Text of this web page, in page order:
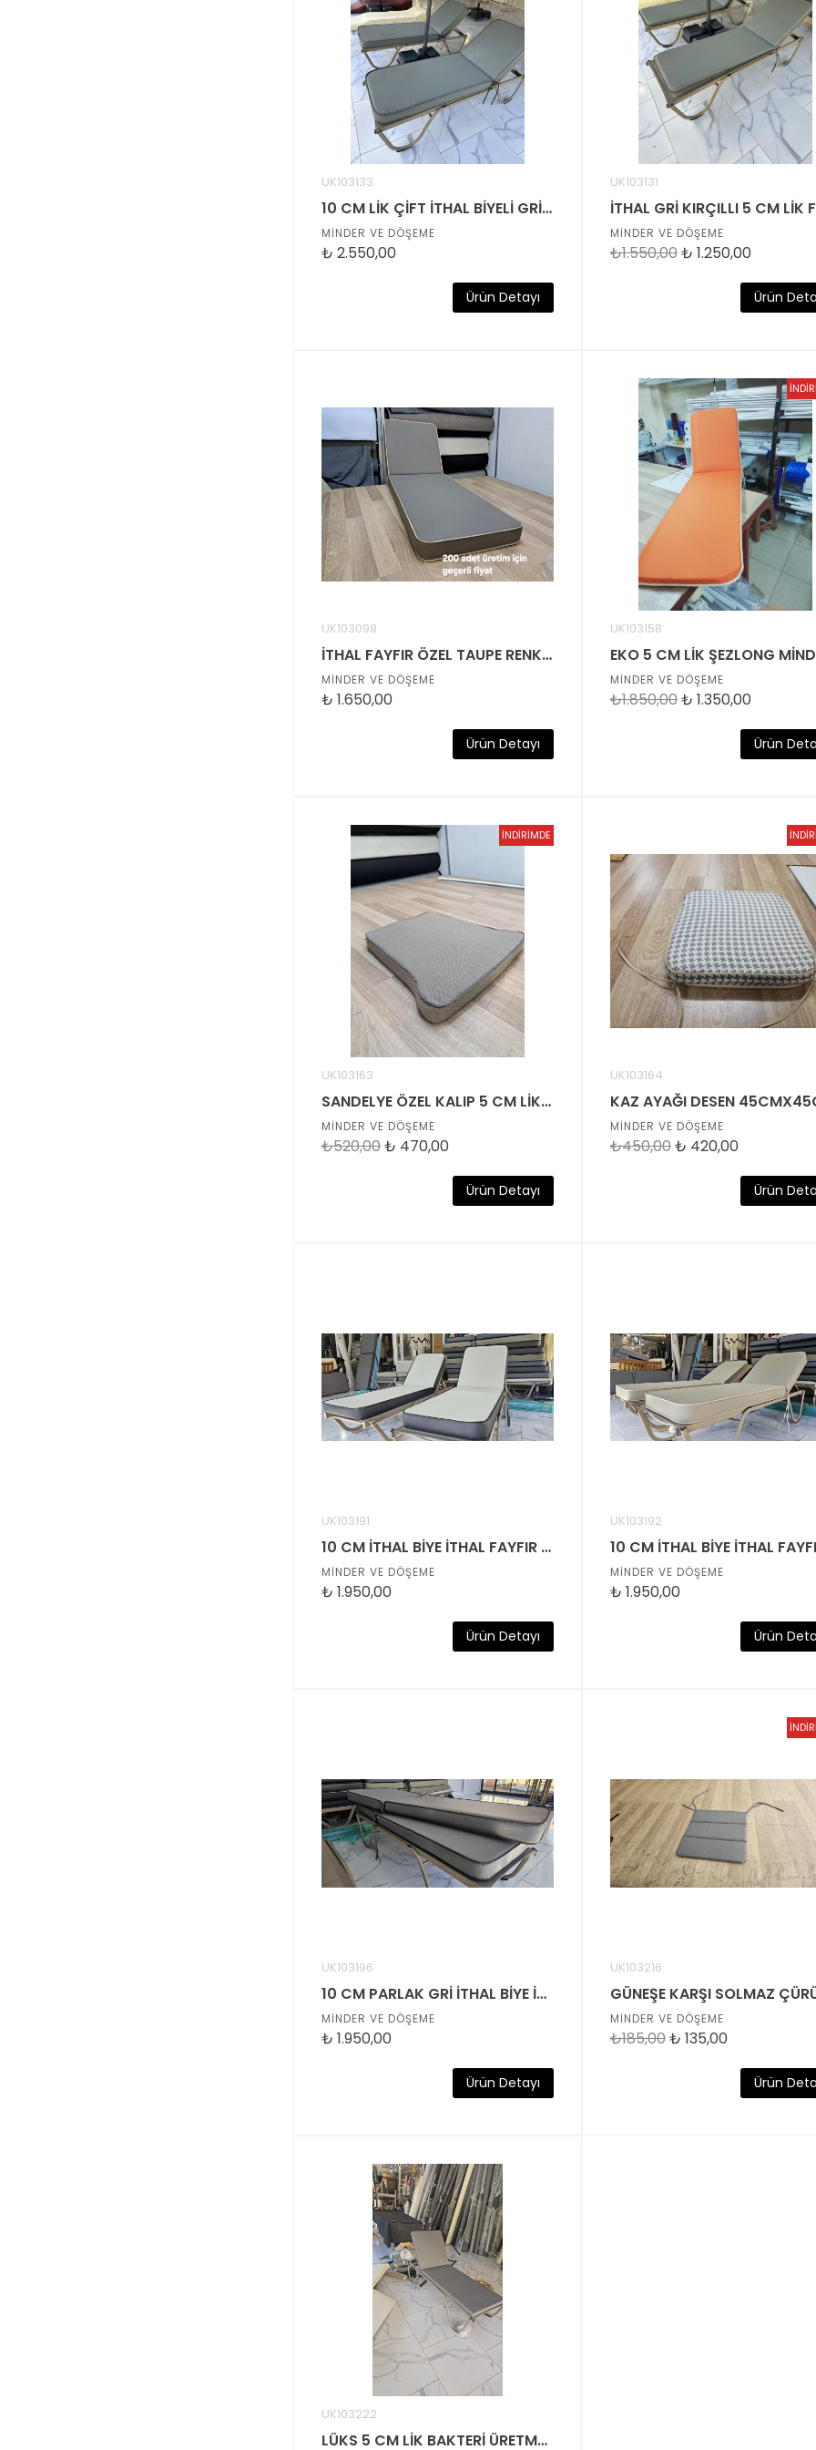
UK103133
10 CM LİK ÇİFT İTHAL BİYELİ GRİ KIRÇILLI FAYFIR ŞEZLONG MİNDERİ
MİNDER VE DÖŞEME
₺ 2.550,00
Ürün Detayı
UK103131
MİNDER VE DÖŞEME
₺1.550,00₺ 1.250,00
Ürün
UK103098
İTHAL FAYFIR ÖZEL TAUPE RENK ÇİFT BİYELİ ŞEZLONG MİNDERİ
MİNDER VE DÖŞEME
₺ 1.650,00
Ürün Detayı
UK103158
EKO 5 CM LİK ŞEZLONG
MİNDER VE DÖŞEME
₺1.850,00₺ 1.350,00
Ürün
UK103163
SANDELYE ÖZEL KALIP 5 CM LİK FİTİLLİ MİNDER
MİNDER VE DÖŞEME
₺520,00₺ 470,00
Ürün Detayı
TÜKENDİ
İNDİRİMDE
UK103164
MİNDER VE DÖŞEME
₺450,00₺ 420,00
Ürün
UK103191
10 CM İTHAL BİYE İTHAL FAYFIR KUMAŞLI ŞEZLONG MİNDERİ
MİNDER VE DÖŞEME
₺ 1.950,00
Ürün Detayı
UK103192
MİNDER VE DÖŞEME
₺ 1.950,00
Ürün
UK103196
10 CM PARLAK GRİ İTHAL BİYE İTHAL FAYFIR KUMAŞLI ŞEZLONG MİNDERİ
MİNDER VE DÖŞEME
₺ 1.950,00
Ürün Detayı
UK103216
MİNDER VE DÖŞEME
₺185,00₺ 135,00
Ürün
UK103222
LÜKS 5 CM LİK BAKTERİ ÜRETMEYEN GÜNEŞE LEKE KARŞI DAYANIKLI KOYU GÜMÜŞ GRİ ŞEZLONG MİNDERİ